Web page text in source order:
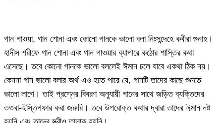
গান গাওয়া, গান শোনা এবং কোনো গানকে ভালো বলা নিঃসন্দেহে কবীরা গুনাহ।
হাদীস শরীফে গান শোনা এবং গান গাওয়ার ব্যাপারে কঠোর শাস্তির কথা
এসেছে। তবে কোনো গানকে ভালো বললেই ঈমান চলে যাবে একথা ঠিক নয়।
কেননা গান ভালো বলার অর্থ এও হতে পারে যে, গানটি তাদের কাছে শুনতে
ভালো লাগে। তাই প্রশ্নের বিবরণ অনুযায়ী গানের সাথে জড়িত ব্যক্তিদের
তওবা-ইস্তিগফার করা জরুরি। তবে উপরোক্ত কথার দ্বারা তাদের ঈমান নষ্ট